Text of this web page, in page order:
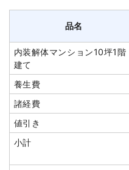
合計金額
切り離し・補修工事 11m
養生費
室内残置物撤去
アスベスト撤去
電柱撤去
有価物買取
品名
内装解体マンション10坪1階
建て
養生費
諸経費
値引き
小計